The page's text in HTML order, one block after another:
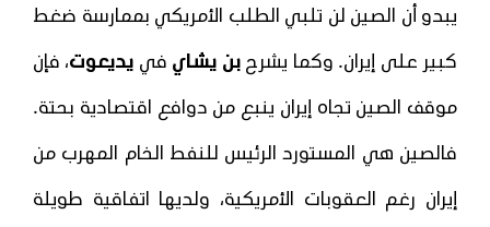
يبدو أن الصين لن تلبي الطلب الأمريكي بممارسة ضغط
كبير على إيران. وكما يشرحبن يشاي في يديعوت، فإن
موقف الصين تجاه إيران ينبع من دوافع اقتصادية بحتة.
فالصين هي المستورد الرئيس للنفط الخام المهرب من
إيران رغم العقوبات الأمريكية، ولديها اتفاقية طويلة